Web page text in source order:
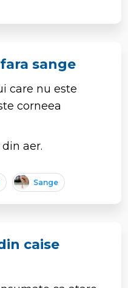
sange
care nu este
corneea
aer.
Sange
caise